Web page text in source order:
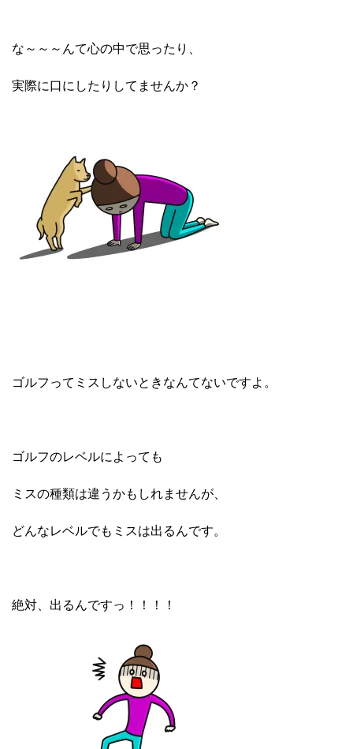
な～～～んて心の中で思ったり、
実際に口にしたりしてませんか？
ゴルフってミスしないときなんてないですよ。
ゴルフのレベルによっても
ミスの種類は違うかもしれませんが、
どんなレベルでもミスは出るんです。
絶対、出るんですっ！！！！